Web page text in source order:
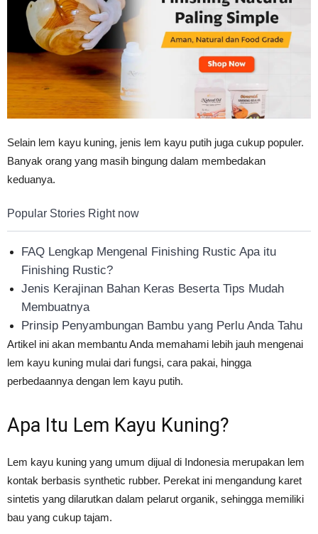
Lama
Selain lem kayu kuning, jenis lem kayu putih juga cukup populer.
Banyak orang yang masih bingung dalam membedakan
keduanya.
Popular Stories Right now
FAQ Lengkap Mengenal Finishing Rustic Apa itu
Finishing Rustic?
Jenis Kerajinan Bahan Keras Beserta Tips Mudah
Membuatnya
Prinsip Penyambungan Bambu yang Perlu Anda Tahu
Artikel ini akan membantu Anda memahami lebih jauh mengenai
lem kayu kuning mulai dari fungsi, cara pakai, hingga
perbedaannya dengan lem kayu putih.
Apa Itu Lem Kayu Kuning?
Lem kayu kuning yang umum dijual di Indonesia merupakan lem
kontak berbasis synthetic rubber. Perekat ini mengandung karet
sintetis yang dilarutkan dalam pelarut organik, sehingga memiliki
bau yang cukup tajam.